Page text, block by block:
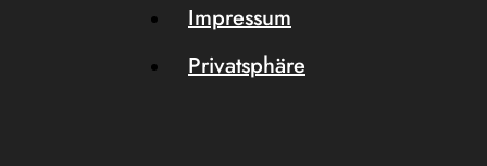
Impressum
Privatsphäre